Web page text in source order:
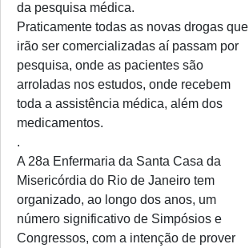
da pesquisa médica.
Praticamente todas as novas drogas que
irão ser comercializadas aí passam por
pesquisa, onde as pacientes são
arroladas nos estudos, onde recebem
toda a assistência médica, além dos
medicamentos.
.
A 28a Enfermaria da Santa Casa da
Misericórdia do Rio de Janeiro tem
organizado, ao longo dos anos, um
número significativo de Simpósios e
Congressos, com a intenção de prover